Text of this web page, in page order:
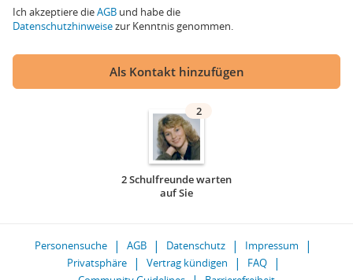
Ich akzeptiere dieAGB und habe die
Datenschutzhinweisezur Kenntnis genommen.
Als Kontakt hinzufügen
2
2 Schulfreunde warten
auf Sie
Personensuche AGB Datenschutz
Impressum
Privatsphäre
Vertrag kündigen
FAQ